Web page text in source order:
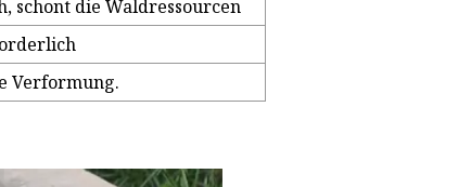
schont die Waldressourcen
Verformung.